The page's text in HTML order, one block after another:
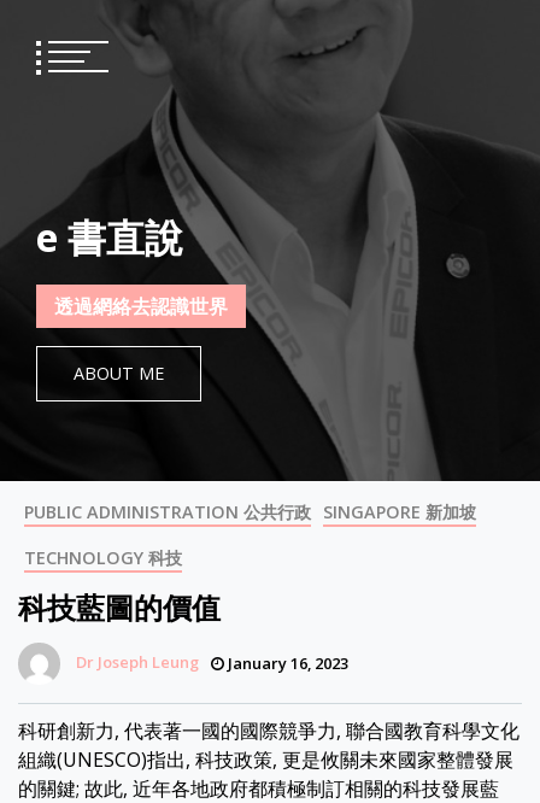
content
e 書直說
透過網絡去認識世界
ABOUT ME
PUBLIC ADMINISTRATION 公共行政 SINGAPORE 新加坡
TECHNOLOGY 科技
科技藍圖的價值
Dr Joseph Leung January 16, 2023
科研創新力, 代表著一國的國際競爭力, 聯合國教育科學文化
組織(UNESCO)指出, 科技政策, 更是攸關未來國家整體發展
的關鍵; 故此, 近年各地政府都積極制訂相關的科技發展藍